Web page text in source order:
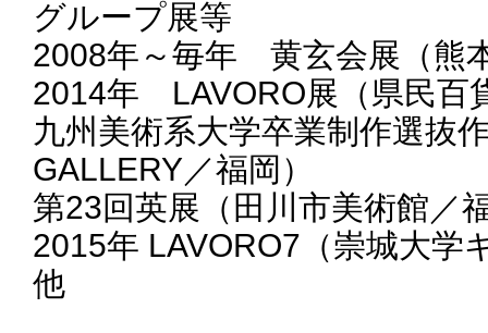
グループ展等
2008年～毎年 黄玄会展（熊
2014年 LAVORO展（県民百
九州美術系大学卒業制作選抜
GALLERY／福岡）
第23回英展（田川市美術館／
2015年 LAVORO7（崇城大
他